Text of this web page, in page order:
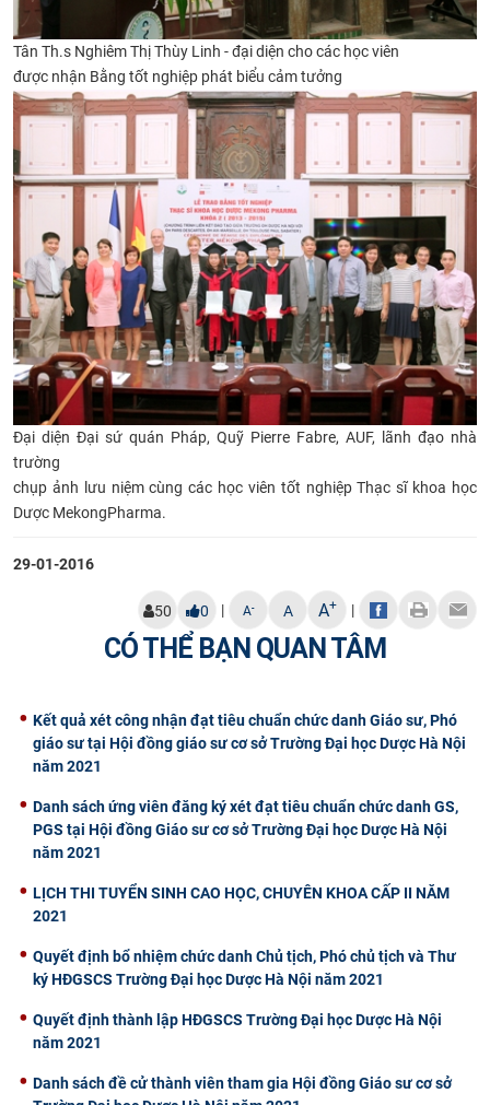
Tân Th.s Nghiêm Thị Thùy Linh - đại diện cho các học viên
được nhận Bằng tốt nghiệp phát biểu cảm tưởng
Đại diện Đại sứ quán Pháp, Quỹ Pierre Fabre, AUF, lãnh đạo nhà
trường
chụp ảnh lưu niệm cùng các học viên tốt nghiệpThạc sĩ khoa học
Dược MekongPharma.
29-01-2016
50 0 | A- A A+ |
CÓ THỂ BẠN QUAN TÂM
Kết quả xét công nhận đạt tiêu chuẩn chức danh Giáo sư, Phó
giáo sư tại Hội đồng giáo sư cơ sở Trường Đại học Dược Hà Nội
năm 2021
Danh sách ứng viên đăng ký xét đạt tiêu chuẩn chức danh GS,
PGS tại Hội đồng Giáo sư cơ sở Trường Đại học Dược Hà Nội
năm 2021
​LỊCH THI TUYỂN SINH CAO HỌC, CHUYÊN KHOA CẤP II NĂM
2021
Quyết định bổ nhiệm chức danh Chủ tịch, Phó chủ tịch và Thư
ký HĐGSCS Trường Đại học Dược Hà Nội năm 2021
Quyết định thành lập HĐGSCS Trường Đại học Dược Hà Nội
năm 2021
Danh sách đề cử thành viên tham gia Hội đồng Giáo sư cơ sở